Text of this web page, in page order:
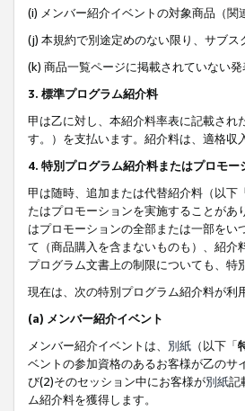
(i) メンバー紹介イベントの対象商品（
(j) 本規約で別途定めのない限り、サブ
(k) 商品一覧ページに掲載されていない
3. 標準プログラム紹介料
甲は乙に対し、本紹介料率表に記載され
す。）を支払います。紹介料は、適格
4. 特別プログラム紹介料またはプロモー
甲は随時、追加または代替紹介料（以下
たはプロモーションを実施することが
はプロモーションの全部または一部を
て（商品購入を含まないものも）、紹
プログラム文書上の制限についても、
現在は、次の特別プログラム紹介料が利
(a) メンバー紹介イベント
メンバー紹介イベントは、 別紙 （以下「
ベントの参加資格のあるお客様が乙の
び(2)そのセッション中にお客様が別紙記
ム紹介料を獲得します。